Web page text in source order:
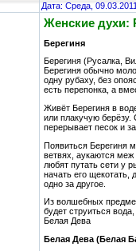
Дата: Среда,
Женские духи:
Берегиня
Берегиня (Русалка,
Берегиня обычно
одну рубаху, без
есть перепонка, а
Живёт Берегиня в
или плакучую берёзу.
перерывает песок и
Появиться Берегиня
ветвях, аукаются
любят путать сети у
начать его щекотать,
одно за другое.
Из волшебных
будет струиться
Белая Дева
Белая Дева (Белая